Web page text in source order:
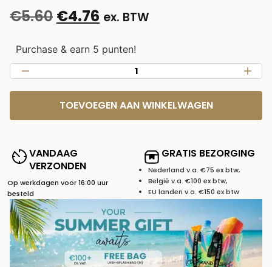
€5.60 €4.76 ex. BTW
Purchase & earn 5 punten!
TOEVOEGEN AAN WINKELWAGEN
VANDAAG
VERZONDEN
Op werkdagen voor 16:00 uur
besteld
GRATIS BEZORGING
Nederland v.a. €75 ex btw,
België v.a. €100 ex btw,
EU landen v.a. €150 ex btw